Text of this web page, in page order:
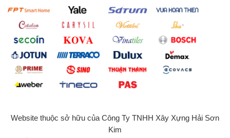
Website thuộc sở hữu của Công Ty TNHH Xây Xựng Hải Sơn
Kim